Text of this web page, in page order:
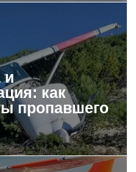
и
как
пропавшего